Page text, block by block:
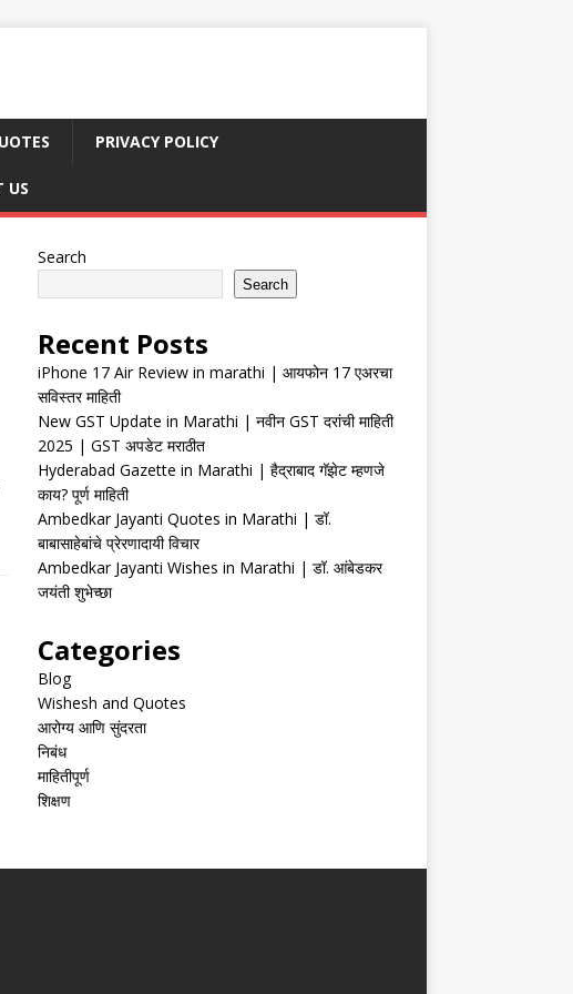
PRIVACY POLICY
US
Search
Search
Recent Posts
iPhone 17 Air Review in marathi | आयफोन 17 एअरचा
सविस्तर माहिती
New GST Update in Marathi | नवीन GST दरांची माहिती
2025 | GST अपडेट मराठीत
Hyderabad Gazette in Marathi | हैद्राबाद गॅझेट म्हणजे
काय? पूर्ण माहिती
Ambedkar Jayanti Quotes in Marathi | डॉ.
बाबासाहेबांचे प्रेरणादायी विचार
Ambedkar Jayanti Wishes in Marathi | डॉ. आंबेडकर
जयंती शुभेच्छा
Categories
Blog
Wishesh and Quotes
आरोग्य आणि सुंदरता
निबंध
माहितीपूर्ण
शिक्षण